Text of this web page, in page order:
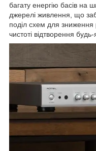
багату енергію басів на
джерелі живлення, що
поділ схем для
чистоті відтворення будь-